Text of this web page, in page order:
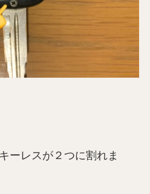
ーレスが２つに割れま